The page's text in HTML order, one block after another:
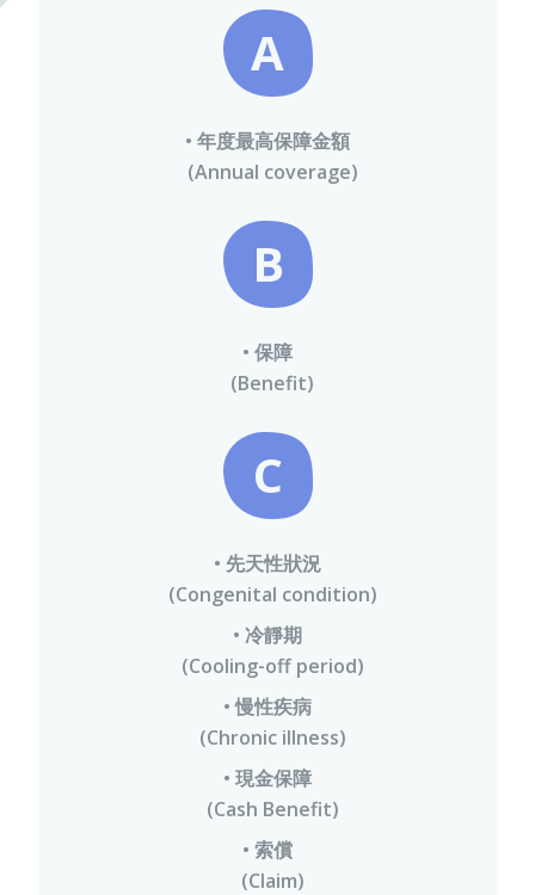
A
• 年度最高保障金額
(Annual coverage)
B
• 保障
(Benefit)
C
• 先天性狀況
(Congenital condition)
• 冷靜期
(Cooling-off period)
• 慢性疾病
(Chronic illness)
• 現金保障
(Cash Benefit)
• 索償
(Claim)